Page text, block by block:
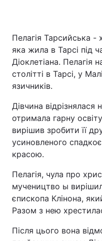
Пелагія Тарсийська -
яка жила в Тарсі під
Діоклетіана. Пелагія
столітті в Тарсі, у
язичників.
Дівчина
отримала гарну
вирішив зробити її
усиновленого
красою.
Пелагія, чула про
мучеництво ы
єпископа Клінона,
Разом з нею
Після цього вона